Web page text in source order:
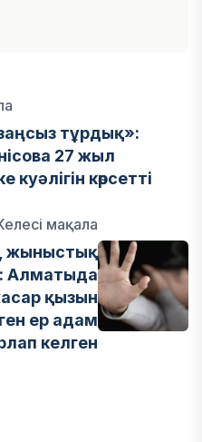
тұрдық»:
27 жыл
куәлігін көрсетті
мақала
жыныстық
Алматыда
қызын
ер адам
келген